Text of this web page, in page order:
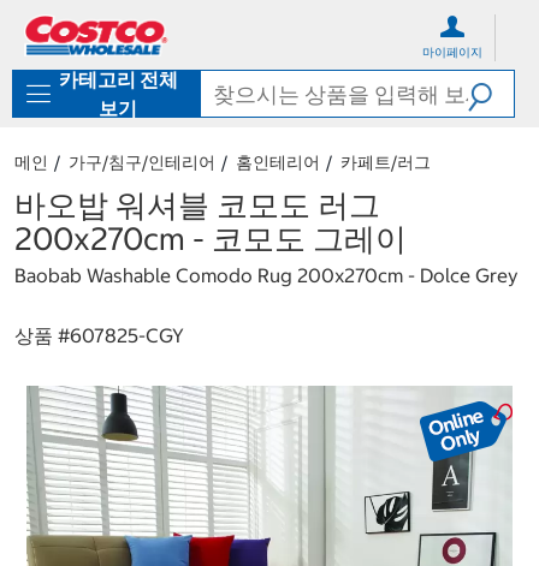
로
기
가
마이페이지
카테고리 전체
보기
메인 가구/침구/인테리어 홈인테리어 카페트/러그
바오밥 워셔블 코모도 러그
200x270cm - 코모도 그레이
Baobab Washable Comodo Rug 200x270cm - Dolce Grey
상품 #607825-CGY